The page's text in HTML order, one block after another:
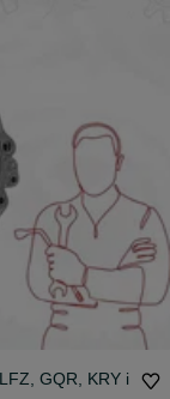
GQR, KRY i